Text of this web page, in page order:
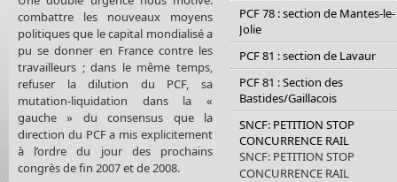
combattre les nouveaux moyens
politiques que le capital mondialisé a
pu se donner en France contre les
travailleurs ; dans le même temps,
refuser la dilution du PCF, sa
mutation-liquidation dans la «
gauche » du consensus que la
direction du PCF a mis explicitement
à l’ordre du jour des prochains
congrès de fin 2007 et de 2008.
PCF 78 : section de Mantes-le-
Jolie
PCF 81 : section de Lavaur
PCF 81 : Section des
Bastides/Gaillacois
SNCF: PETITION STOP
CONCURRENCE RAIL
SNCF: PETITION STOP
CONCURRENCE RAIL